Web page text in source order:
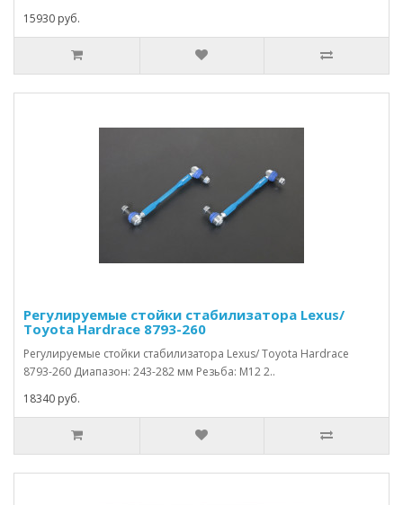
15930 руб.
Регулируемые стойки стабилизатора Lexus/
Toyota Hardrace 8793-260
Регулируемые стойки стабилизатора Lexus/ Toyota Hardrace
8793-260 Диапазон: 243-282 мм Резьба: M12 2..
18340 руб.